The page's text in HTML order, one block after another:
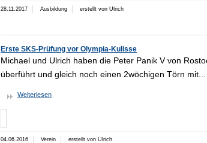
28.11.2017 Ausbildung erstellt von Ulrich
Erste SKS-Prüfung vor Olympia-Kulisse
Michael und Ulrich haben die Peter Panik V von
überführt und gleich noch einen 2wöchigen Törn mit...
Weiterlesen
04.06.2016 Verein erstellt von Ulrich